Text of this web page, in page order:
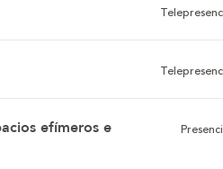
efímeros e